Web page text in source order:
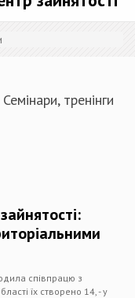
Семінари, тренінги
співпрацю з
їх створено 14, - у